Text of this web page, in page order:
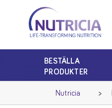
Nutricia
Nutricia
BESTÄLLA
PRODUKTER
Nutricia